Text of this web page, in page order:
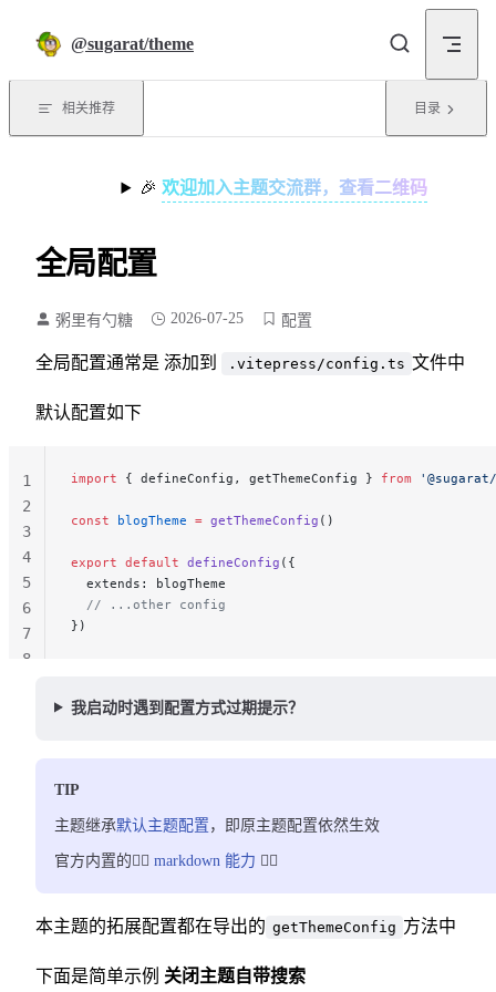
@sugarat/theme
相关推荐 目录
🎉欢迎加入主题交流群，查看二维码
全局配置
粥里有勺糖 2026-07-25 配置
全局配置通常是 添加到 .vitepress/config.ts 文件中
默认配置如下
import { defineConfig, getThemeConfig } from
const blogTheme = getThemeConfig ()
export default defineConfig ({
  extends: blogTheme
  // ...other config
})
1
2
3
4
5
6
7
8
我启动时遇到配置方式过期提示？
TIP
主题继承默认主题配置 ，即原主题配置依然生效
官方内置的👉🏻 markdown 能力 👈🏻
本主题的拓展配置都在导出的 getThemeConfig 方法中
下面是简单示例 关闭主题自带搜索